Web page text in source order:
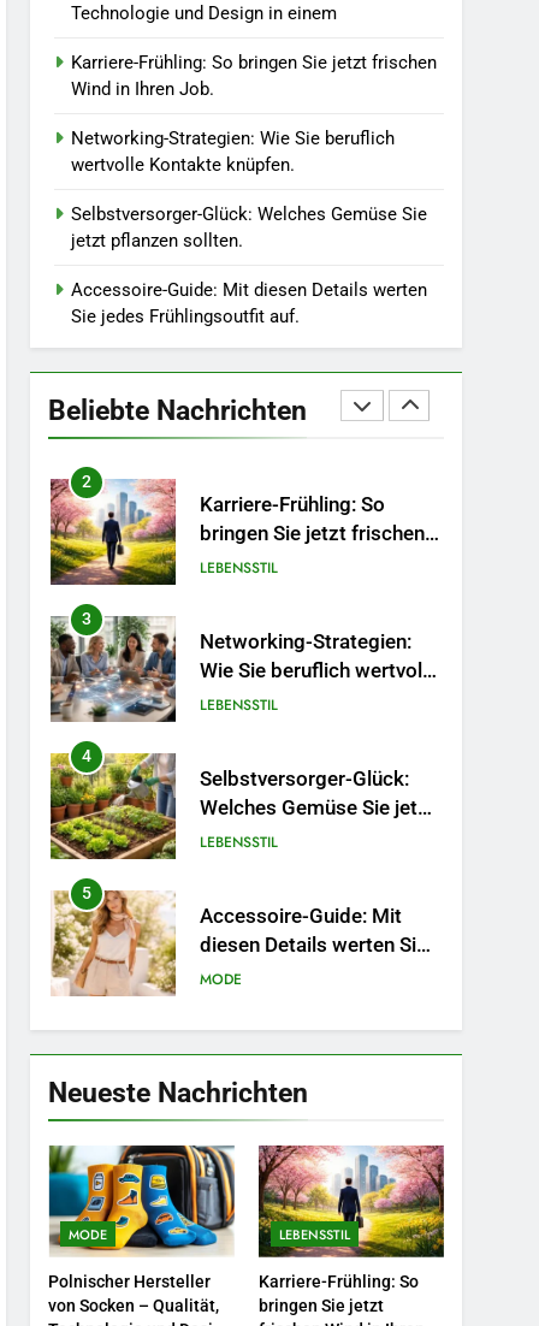
Technologie und Design in einem
Karriere-Frühling: So bringen Sie jetzt frischen
Wind in Ihren Job.
Networking-Strategien: Wie Sie beruflich
wertvolle Kontakte knüpfen.
Selbstversorger-Glück: Welches Gemüse Sie
jetzt pflanzen sollten.
Accessoire-Guide: Mit diesen Details werten
Sie jedes Frühlingsoutfit auf.
Beliebte Nachrichten
Schmetterlinge in Ihren
LEBENSSTIL
7
Berufliche
Quereinstieg in der neuen
Saison.
LEBENSSTIL
8
Farbenpracht statt
kombinieren Sie
Pastelltöne in diesem
Jahr.
MODE
1
Polnischer Hersteller von
Socken – Qualität,
Technologie und Design in
2
Karriere-Frühling: So
bringen Sie jetzt frischen
Wind in Ihren Job.
LEBENSSTIL
3
Networking-Strategien:
Wie Sie beruflich wertvolle
Kontakte knüpfen.
LEBENSSTIL
4
Selbstversorger-Glück:
Welches Gemüse Sie jetzt
pflanzen sollten.
LEBENSSTIL
5
Accessoire-Guide: Mit
diesen Details werten Sie
jedes Frühlingsoutfit auf.
MODE
6
Naturnah gärtnern: So
locken Sie Bienen und
LEBENSSTIL
7
Berufliche
Neuorientierung: Mut zum
Quereinstieg in der neuen
Saison.
LEBENSSTIL
8
Neueste Nachrichten
MODE
Polnischer Hersteller
von Socken – Qualität,
LEBENSSTIL
Karriere-Frühling: So
bringen Sie jetzt